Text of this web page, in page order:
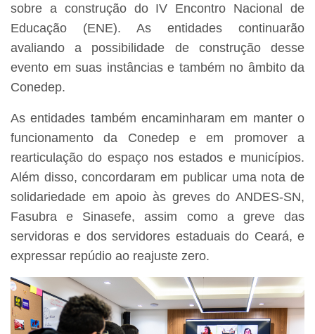
sobre a construção do IV Encontro Nacional de
Educação (ENE). As entidades continuarão
avaliando a possibilidade de construção desse
evento em suas instâncias e também no âmbito da
Conedep.
As entidades também encaminharam em manter o
funcionamento da Conedep e em promover a
rearticulação do espaço nos estados e municípios.
Além disso, concordaram em publicar uma nota de
solidariedade em apoio às greves do ANDES-SN,
Fasubra e Sinasefe, assim como a greve das
servidoras e dos servidores estaduais do Ceará, e
expressar repúdio ao reajuste zero.